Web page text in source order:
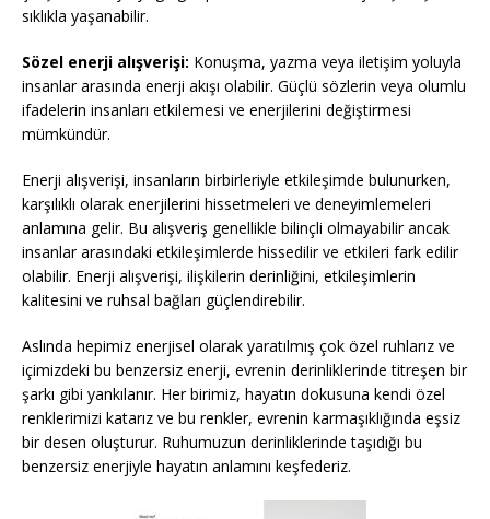
sıklıkla yaşanabilir.
Sözel enerji alışverişi: Konuşma, yazma veya iletişim yoluyla
insanlar arasında enerji akışı olabilir. Güçlü sözlerin veya olumlu
ifadelerin insanları etkilemesi ve enerjilerini değiştirmesi
mümkündür.
Enerji alışverişi, insanların birbirleriyle etkileşimde bulunurken,
karşılıklı olarak enerjilerini hissetmeleri ve deneyimlemeleri
anlamına gelir. Bu alışveriş genellikle bilinçli olmayabilir ancak
insanlar arasındaki etkileşimlerde hissedilir ve etkileri fark edilir
olabilir. Enerji alışverişi, ilişkilerin derinliğini, etkileşimlerin
kalitesini ve ruhsal bağları güçlendirebilir.
Aslında hepimiz enerjisel olarak yaratılmış çok özel ruhlarız ve
içimizdeki bu benzersiz enerji, evrenin derinliklerinde titreşen bir
şarkı gibi yankılanır. Her birimiz, hayatın dokusuna kendi özel
renklerimizi katarız ve bu renkler, evrenin karmaşıklığında eşsiz
bir desen oluşturur. Ruhumuzun derinliklerinde taşıdığı bu
benzersiz enerjiyle hayatın anlamını keşfederiz.